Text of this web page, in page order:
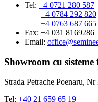
Tel: +4 0721 280 587
+4 0784 292 820
+4 0763 687 665
Fax: +4 031 8169286
Email:
Showroom cu
Strada Petrache Poenaru,
Tel: +40 21 659 65 19